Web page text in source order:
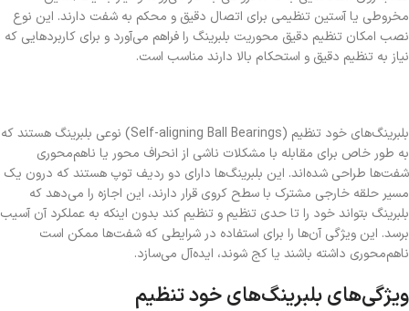
مخروطی یا آستین تنظیمی برای اتصال دقیق و محکم به شفت دارند. این نوع
نصب امکان تنظیم دقیق محوریت بلبرینگ را فراهم می‌آورد و برای کاربردهایی که
نیاز به تنظیم دقیق و استحکام بالا دارند مناسب است.
بلبرینگ‌های خود تنظیم (Self-aligning Ball Bearings) نوعی بلبرینگ هستند که
به طور خاص برای مقابله با مشکلات ناشی از انحراف محور یا ناهم‌محوری
شفت‌ها طراحی شده‌اند. این بلبرینگ‌ها دارای دو ردیف توپ هستند که درون یک
مسیر حلقه خارجی مشترک با سطح کروی قرار دارند، این اجازه را می‌دهد که
بلبرینگ بتواند خود را تا حدی تنظیم و تنظیم کند بدون اینکه به عملکرد آن آسیب
برسد. این ویژگی آن‌ها را برای استفاده در شرایطی که شفت‌ها ممکن است
ناهم‌محوری داشته باشند یا کج شوند، ایده‌آل می‌سازد.
ویژگی‌های بلبرینگ‌های خود تنظیم